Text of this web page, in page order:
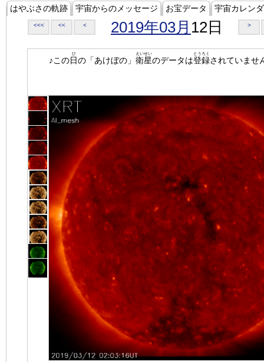
はやぶさの軌跡 宇宙からのメッセージ お宝データ 宇宙カレン
<<< << < 2019年03月 12日 >
♪この日
ひ
の「あけぼの」 衛星
えいせい
のデータは登録
とうろく
されていませ